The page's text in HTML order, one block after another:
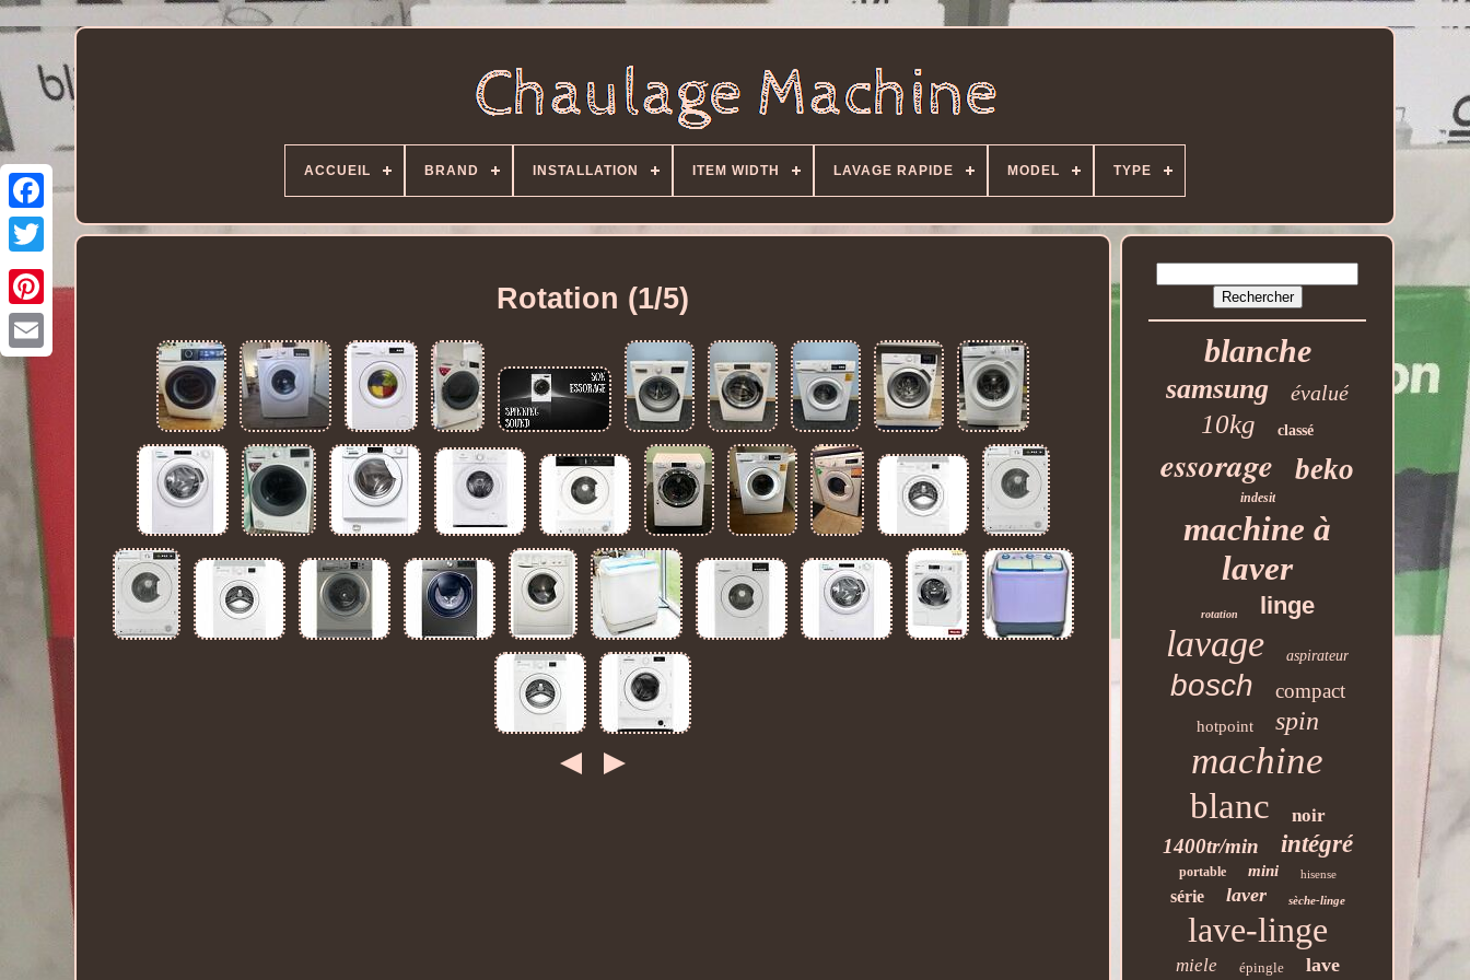
ACCUEIL BRAND INSTALLATION ITEM WIDTH LAVAGE RAPIDE MODEL TYPE
Rotation (1/5)
blanche
samsung évalué
10kg classé
essorage beko
indesit
machine à
laver
rotation linge
lavage aspirateur
bosch compact
hotpoint spin
machine
blanc noir
1400tr/min intégré
portable mini hisense
série laver sèche-linge
lave-linge
miele épingle lave